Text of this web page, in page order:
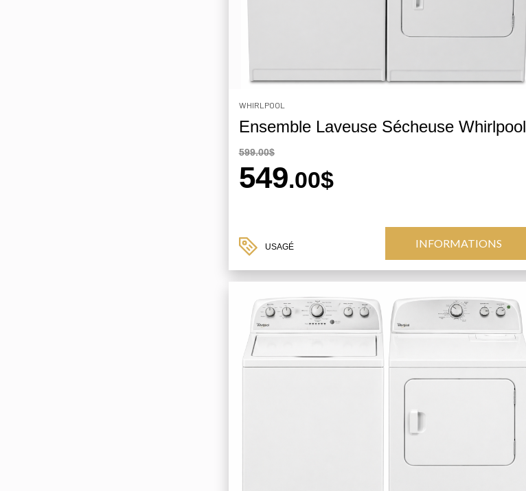
WHIRLPOOL
Ensemble Laveuse Sécheuse Whirlpool
599.00$
549.00$
USAGÉ INFORMATIONS